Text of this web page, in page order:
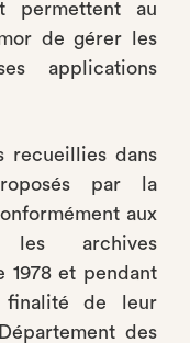
permettent au
de gérer les
applications
recueillies dans
par la
aux
archives
1978 et pendant
de leur
des